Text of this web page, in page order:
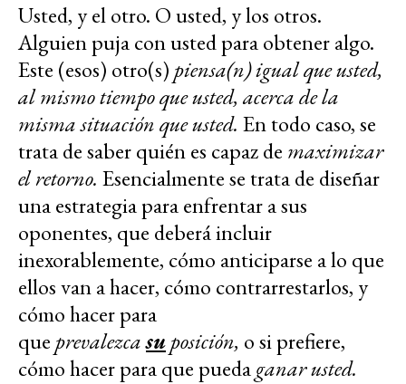
Usted, y el otro. O usted, y los otros.
Alguien puja con usted para obtener algo.
Este (esos) otro(s)piensa(n) igual que usted,
al mismo tiempo que usted, acerca de la
misma situación que usted. En todo caso, se
trata de saber quién es capaz de maximizar
el retorno. Esencialmente se trata de diseñar
una estrategia para enfrentar a sus
oponentes, que deberá incluir
inexorablemente, cómo anticiparse a lo que
ellos van a hacer, cómo contrarrestarlos, y
cómo hacer para
queprevalezcasuposición, o si prefiere,
cómo hacer para que puedaganar usted.